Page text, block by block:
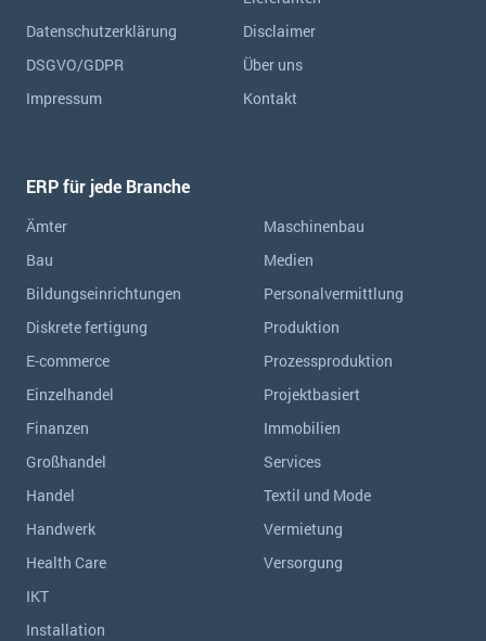
Datenschutzerklärung
Disclaimer
DSGVO/GDPR
Über uns
Impressum
Kontakt
ERP für jede Branche
Ämter
Bau
Bildungseinrichtungen
Diskrete fertigung
E-commerce
Einzelhandel
Finanzen
Großhandel
Handel
Handwerk
Health Care
IKT
Installation
Maschinenbau
Medien
Personalvermittlung
Produktion
Prozessproduktion
Projektbasiert
Immobilien
Services
Textil und Mode
Vermietung
Versorgung